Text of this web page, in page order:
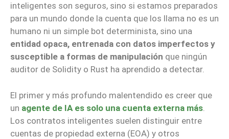
inteligentes son seguros, sino si estamos preparados
para un mundo donde la cuenta que los llama no es un
humano ni un simple bot determinista, sino una
entidad opaca, entrenada con datos imperfectos y
susceptible a formas de manipulación que ningún
auditor de Solidity o Rust ha aprendido a detectar.
El primer y más profundo malentendido es creer que
un agente de IA es solo una cuenta externa más
Los contratos inteligentes suelen distinguir entre
cuentas de propiedad externa (EOA) y otros